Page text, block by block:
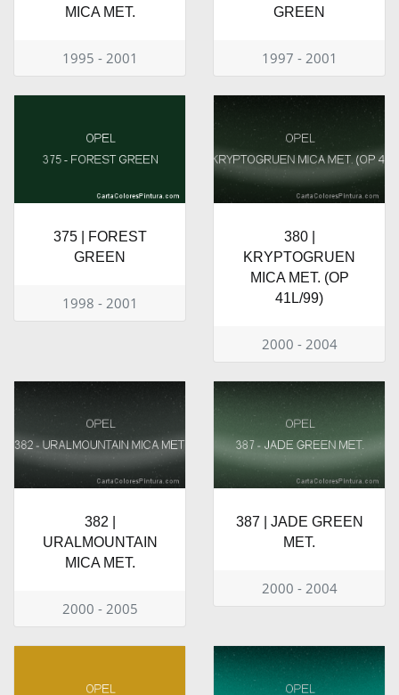
MICA MET.
1995 - 2001
GREEN
1997 - 2001
375 | FOREST
GREEN
1998 - 2001
380 |
KRYPTOGRUEN
MICA MET. (OP
41L/99)
2000 - 2004
382 |
URALMOUNTAIN
MICA MET.
2000 - 2005
387 | JADE GREEN
MET.
2000 - 2004